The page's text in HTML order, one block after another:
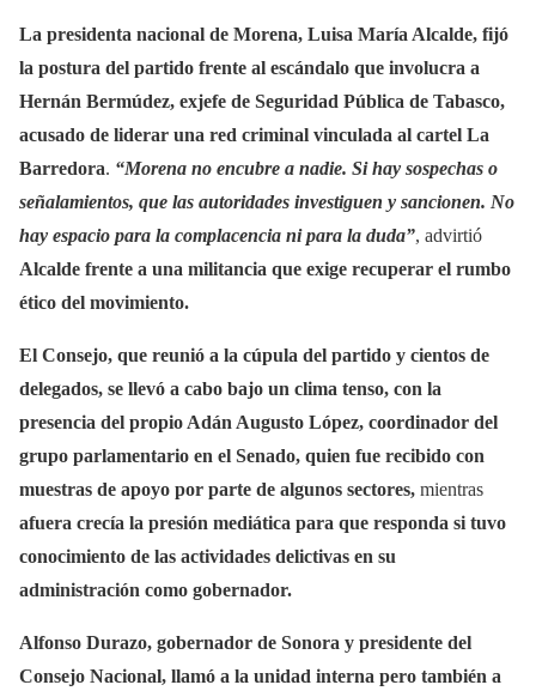
La presidenta nacional de Morena, Luisa María Alcalde, fijó
la postura del partido frente al escándalo que involucra a
Hernán Bermúdez, exjefe de Seguridad Pública de Tabasco,
acusado de liderar una red criminal vinculada al cartel La
Barredora. “Morena no encubre a nadie. Si hay sospechas o
señalamientos, que las autoridades investiguen y sancionen. No
hay espacio para la complacencia ni para la duda”, advirtió
Alcalde frente a una militancia que exige recuperar el rumbo
ético del movimiento.
El Consejo, que reunió a la cúpula del partido y cientos de
delegados, se llevó a cabo bajo un clima tenso, con la
presencia del propio Adán Augusto López, coordinador del
grupo parlamentario en el Senado, quien fue recibido con
muestras de apoyo por parte de algunos sectores, mientras
afuera crecía la presión mediática para que responda si tuvo
conocimiento de las actividades delictivas en su
administración como gobernador.
Alfonso Durazo, gobernador de Sonora y presidente del
Consejo Nacional, llamó a la unidad interna pero también a